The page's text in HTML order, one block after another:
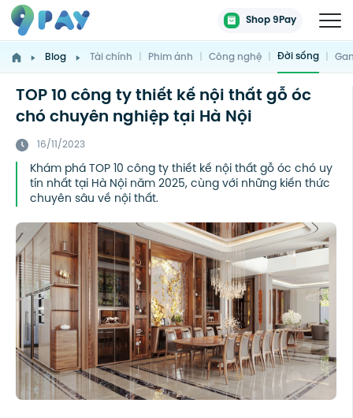
Shop 9Pay
Blog Tài chính | Phim ảnh | Công nghệ | Đời sống |
TOP 10 công ty thiết kế nội thất gỗ óc
chó chuyên nghiệp tại Hà Nội
16/11/2023
Khám phá TOP 10 công ty thiết kế nội thất gỗ óc chó uy
tín nhất tại Hà Nội năm 2025, cùng với những kiến thức
chuyên sâu về nội thất.